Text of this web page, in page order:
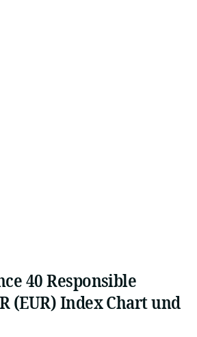
40 Responsible
(EUR) Index Chart und